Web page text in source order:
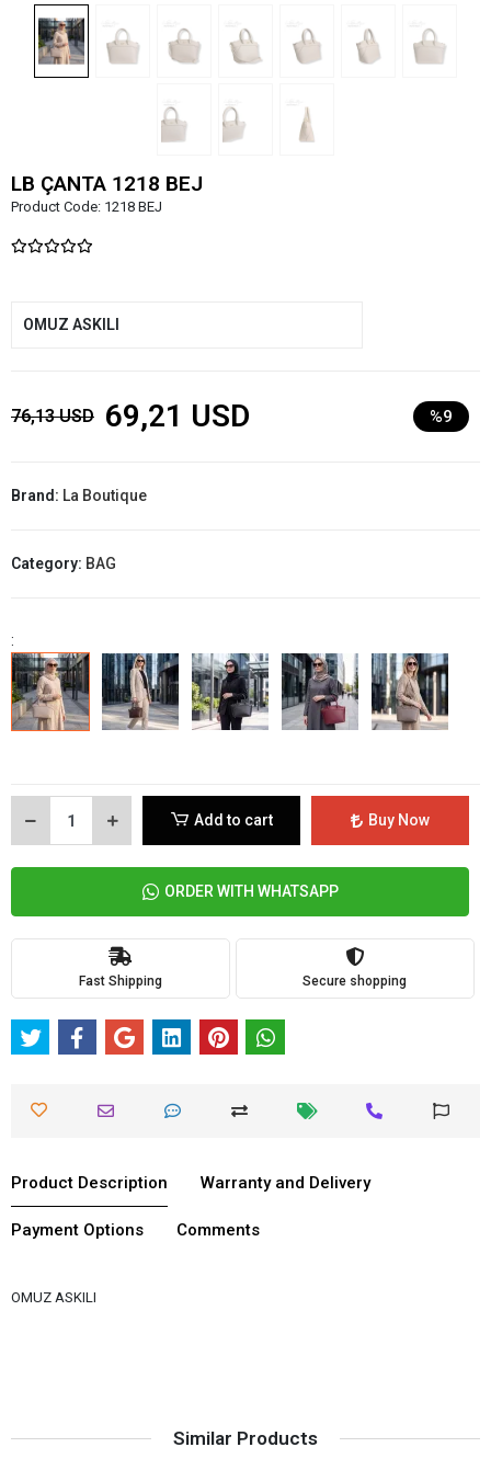
LB ÇANTA 1218 BEJ
Product Code: 1218 BEJ
OMUZ ASKILI
76,13 USD 69,21 USD %9
Brand: La Boutique
Category: BAG
:
Add to cart Buy Now
ORDER WITH WHATSAPP
Fast Shipping Secure shopping
Product Description Warranty and Delivery
Payment Options Comments
OMUZ ASKILI
Similar Products